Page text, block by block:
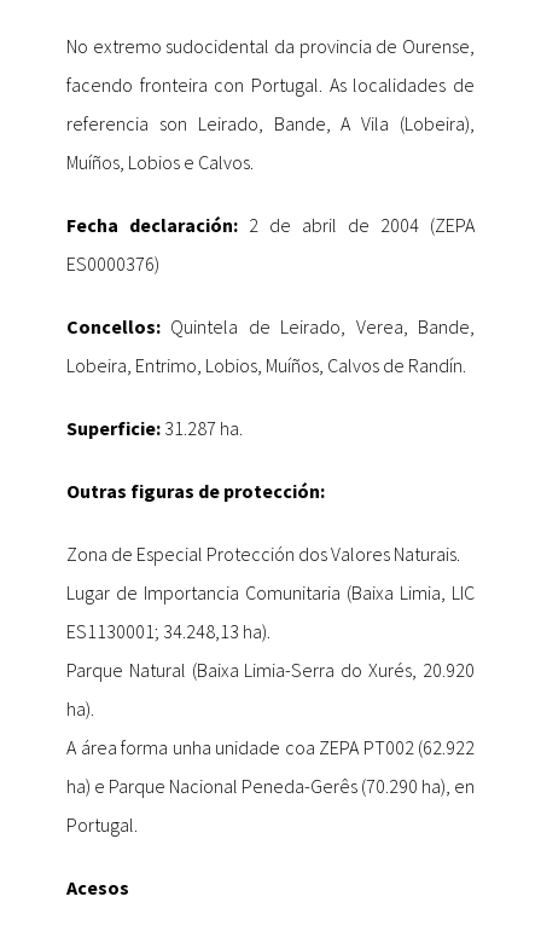
No extremo sudocidental da provincia de Ourense,
facendo fronteira con Portugal. As localidades de
referencia son Leirado, Bande, A Vila (Lobeira),
Muíños, Lobios e Calvos.
Fecha declaración: 2 de abril de 2004 (ZEPA
ES0000376)
Concellos: Quintela de Leirado, Verea, Bande,
Lobeira, Entrimo, Lobios, Muíños, Calvos de Randín.
Superficie: 31.287 ha.
Outras figuras de protección:
Zona de Especial Protección dos Valores Naturais.
Lugar de Importancia Comunitaria (Baixa Limia, LIC
ES1130001; 34.248,13 ha).
Parque Natural (Baixa Limia-Serra do Xurés, 20.920
ha).
A área forma unha unidade coa ZEPA PT002 (62.922
ha) e Parque Nacional Peneda-Gerês (70.290 ha), en
Portugal.
Acesos